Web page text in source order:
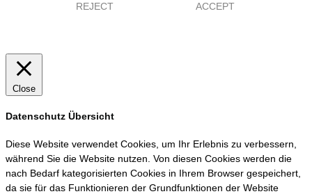
REJECT ACCEPT
Close
Datenschutz Übersicht
Diese Website verwendet Cookies, um Ihr Erlebnis zu verbessern,
während Sie die Website nutzen. Von diesen Cookies werden die
nach Bedarf kategorisierten Cookies in Ihrem Browser gespeichert,
da sie für das Funktionieren der Grundfunktionen der Website